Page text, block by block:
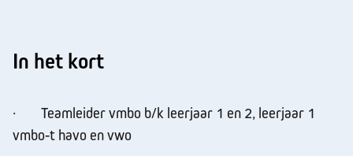
In het kort
· Teamleider vmbo b/k leerjaar 1 en 2, leerjaar 1
vmbo-t havo en vwo